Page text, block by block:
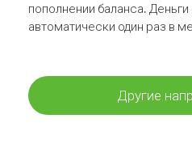
пополнении баланса.
автоматически один раз в
Другие